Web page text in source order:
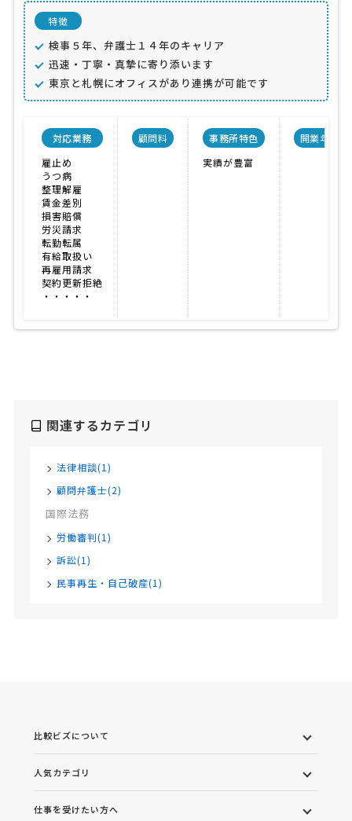
特徴
検事５年、弁護士１４年のキャリア
迅速・丁寧・真摯に寄り添います
東京と札幌にオフィスがあり連携が可能です
対応業務
雇止め
うつ病
整理解雇
賃金差別
損害賠償
労災請求
転勤転属
有給取扱い
再雇用請求
契約更新拒絶
・・・・・
顧問料
事務所特色
実績が豊富
開業年
関連するカテゴリ
法律相談(1)
顧問弁護士(2)
国際法務
労働審判(1)
訴訟(1)
民事再生・自己破産(1)
比較ビズについて
人気カテゴリ
仕事を受けたい方へ